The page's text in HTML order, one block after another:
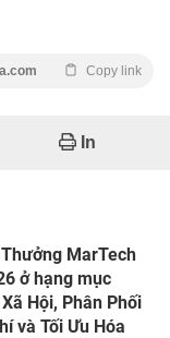
Copy link
In
MarTech
ở hạng mục
Hội, Phân Phối
và Tối Ưu Hóa